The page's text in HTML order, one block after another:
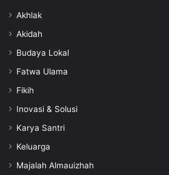
Akhlak
Akidah
Budaya Lokal
Fatwa Ulama
Fikih
Inovasi & Solusi
Karya Santri
Keluarga
Majalah Almauizhah